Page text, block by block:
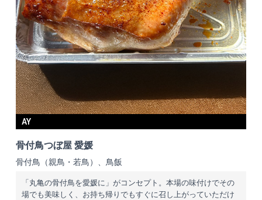
AY
骨付鳥つぼ屋 愛媛
骨付鳥（親鳥・若鳥）、鳥飯
「丸亀の骨付鳥を愛媛に」がコンセプト。本場の味付けでその
場でも美味しく、お持ち帰りでもすぐに召し上がっていただけ